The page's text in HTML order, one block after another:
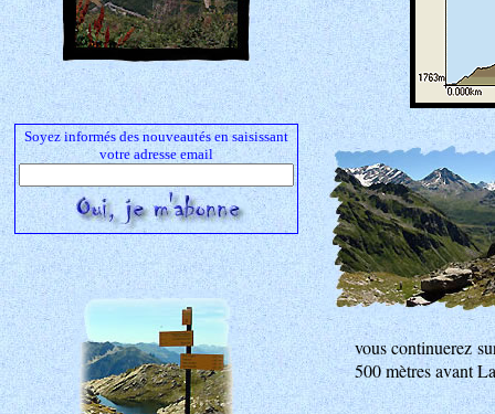
Soyez informés des nouveautés en saisissant
votre adresse email
vous continuerez
500 mètres avant